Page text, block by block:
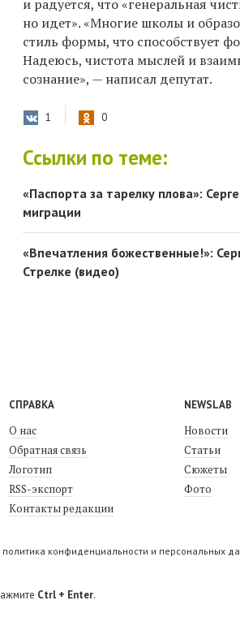
и радуется, что «генеральная
но идет». «Многие школы и
стиль формы, что способствует
Надеюсь, чистота мыслей и
сознание», — написал депутат.
1 0
Ссылки по теме:
«Паспорта за тарелку плова»:
миграции
«Впечатления божественные!»:
Стрелке (видео)
СПРАВКА
О нас
Обратная связь
Логотип
RSS-экспорт
Контакты редакции
NEWSLAB
Новости
Статьи
Сюжеты
Фото
конфиденциальности и персональных
Ctrl + Enter.